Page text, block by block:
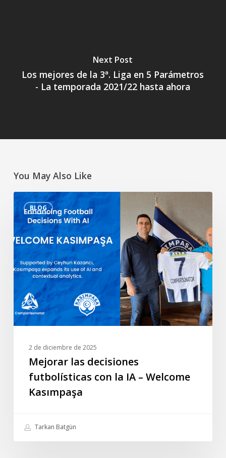
Next Post
Los mejores de la 3ª. Liga en 5 Parámetros
- La temporada 2021/22 hasta ahora
You May Also Like
BLOG
Mejorar
las
decisiones
futbolísticas
Welcome
Kasımpaşa
2 de diciembre de 2025
Mejorar las decisiones
futbolísticas con la IA – Welcome
Kasımpaşa
Tarkan Batgün